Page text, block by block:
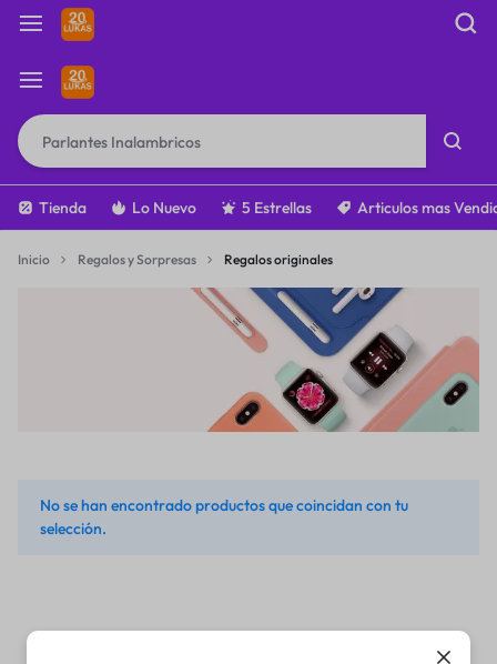
Tienda Lo Nuevo 5 Estrellas Articulos mas
Inicio Regalos y Sorpresas Regalos originales
No se han encontrado productos que coincidan con tu
selección.